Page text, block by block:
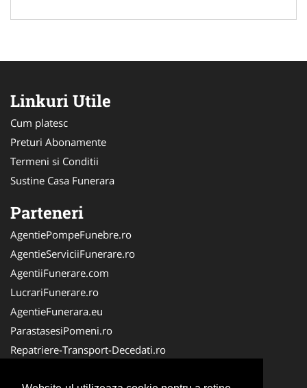
Linkuri Utile
Cum platesc
Preturi Abonamente
Termeni si Conditii
Sustine Casa Funerara
Parteneri
AgentiePompeFunebre.ro
AgentieServiciiFunerare.ro
AgentiiFunerare.com
LucrariFunerare.ro
AgentieFunerara.eu
ParastasesiPomeni.ro
Repatriere-Transport-Decedati.ro